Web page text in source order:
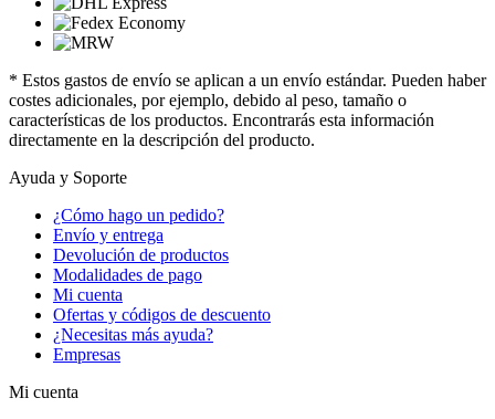
* Estos gastos de envío se aplican a un envío estándar. Pueden haber
costes adicionales, por ejemplo, debido al peso, tamaño o
características de los productos. Encontrarás esta información
directamente en la descripción del producto.
Ayuda y Soporte
¿Cómo hago un pedido?
Envío y entrega
Devolución de productos
Modalidades de pago
Mi cuenta
Ofertas y códigos de descuento
¿Necesitas más ayuda?
Empresas
Mi cuenta